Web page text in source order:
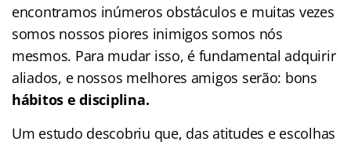
encontramos inúmeros obstáculos e muitas vezes
somos nossos piores inimigos somos nós
mesmos. Para mudar isso, é fundamental adquirir
aliados, e nossos melhores amigos serão: bons
hábitos e disciplina.
Um estudo descobriu que, das atitudes e escolhas